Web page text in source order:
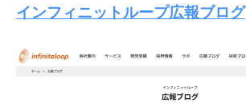
インフィニットループ広報ブログ